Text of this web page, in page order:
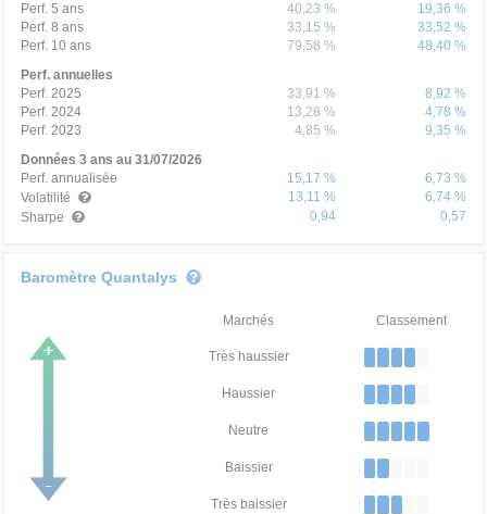
Perf. 5 ans
40,23 %
19,36 %
Perf. 8 ans
33,15 %
33,52 %
Perf. 10 ans
79,58 %
48,40 %
Perf. annuelles
Perf. 2025
33,91 %
8,92 %
Perf. 2024
13,28 %
4,78 %
Perf. 2023
4,85 %
9,35 %
Données 3 ans au 31/07/2026
Perf. annualisée
15,17 %
6,73 %
Volatilité
13,11 %
6,74 %
Sharpe
0,94 0,57
Baromètre Quantalys
Marchés Classement
Très haussier
Haussier
Neutre
Baissier
Très baissier